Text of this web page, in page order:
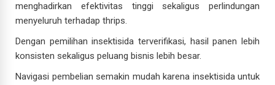
menghadirkan efektivitas tinggi sekaligus perlindungan
menyeluruh terhadap thrips.
Dengan pemilihan insektisida terverifikasi, hasil panen lebih
konsisten sekaligus peluang bisnis lebih besar.
Navigasi pembelian semakin mudah karena insektisida untuk